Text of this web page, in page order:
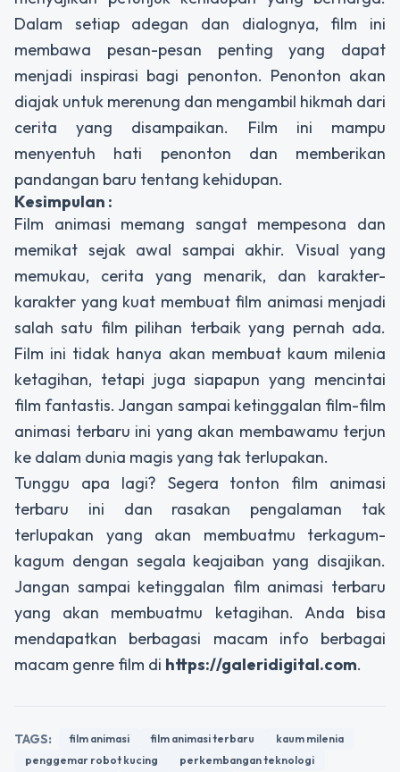
Dalam setiap adegan dan dialognya, film ini
membawa pesan-pesan penting yang dapat
menjadi inspirasi bagi penonton. Penonton akan
diajak untuk merenung dan mengambil hikmah dari
cerita yang disampaikan. Film ini mampu
menyentuh hati penonton dan memberikan
pandangan baru tentang kehidupan.
Kesimpulan :
Film animasi memang sangat mempesona dan
memikat sejak awal sampai akhir. Visual yang
memukau, cerita yang menarik, dan karakter-
karakter yang kuat membuat film animasi menjadi
salah satu film pilihan terbaik yang pernah ada.
Film ini tidak hanya akan membuat kaum milenia
ketagihan, tetapi juga siapapun yang mencintai
film fantastis. Jangan sampai ketinggalan film-film
animasi terbaru ini yang akan membawamu terjun
ke dalam dunia magis yang tak terlupakan.
Tunggu apa lagi? Segera tonton film animasi
terbaru ini dan rasakan pengalaman tak
terlupakan yang akan membuatmu terkagum-
kagum dengan segala keajaiban yang disajikan.
Jangan sampai ketinggalan film animasi terbaru
yang akan membuatmu ketagihan. Anda bisa
mendapatkan berbagasi macam info berbagai
macam genre film di https://galeridigital.com.
TAGS: film animasi film animasi terbaru
kaum milenia
penggemar robot kucing
perkembangan teknologi